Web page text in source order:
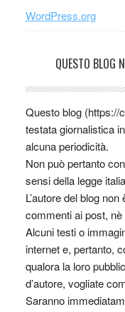
WordPress.org
QUESTO BLOG
Questo blog (https://
testata giornalistica
alcuna periodicità.
Non può pertanto
sensi della legge
L’autore del blog
commenti ai post,
Alcuni testi o
internet e, pertanto,
qualora la loro
d’autore, vogliate
Saranno